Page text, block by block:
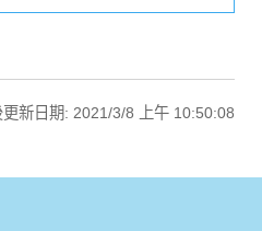
更新日期: 2021/3/8 上午 10:50:08